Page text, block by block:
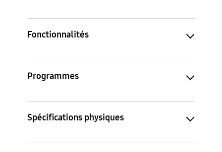
Fonctionnalités
Programmes
Spécifications physiques